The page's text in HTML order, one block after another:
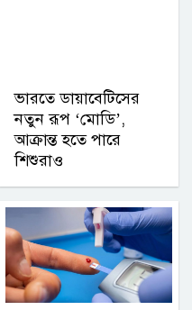
ভারতে ডায়াবেটিসের
নতুন রূপ ‘মোডি’,
আক্রান্ত হতে পারে
শিশুরাও